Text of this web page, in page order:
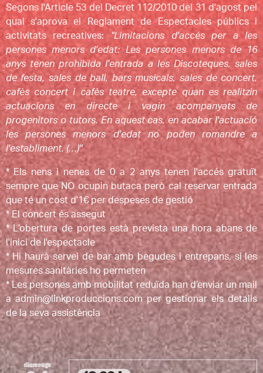
Segons l'Article 53 del Decret 112/2010 del 31 d'agost pel
qual s'aprova el Reglament de Espectacles públics i
activitats recreatives: "Limitacions d'accés per a les
persones menors d'edat: Les persones menors de 16
anys tenen prohibida l'entrada a les Discoteques, sales
de festa, sales de ball, bars musicals, sales de concert,
cafès concert i cafès teatre, excepte quan es realitzin
actuacions en directe i vagin acompanyats de
progenitors o tutors. En aquest cas, en acabar l'actuació
les persones menors d'edat no poden romandre a
l'establiment. (…)"
* Els nens i nenes de 0 a 2 anys tenen l'accés gratuït
sempre que NO ocupin butaca però cal reservar entrada
que té un cost d'1€ per despeses de gestió
* El concert és assegut
* L’obertura de portes està prevista una hora abans de
l'inici de l'espectacle
* Hi haurà servei de bar amb begudes i entrepans, si les
mesures sanitàries ho permeten
* Les persones amb mobilitat reduïda han d’enviar un mail
a admin@linkproduccions.com per gestionar els detalls
de la seva assistència
diumenge